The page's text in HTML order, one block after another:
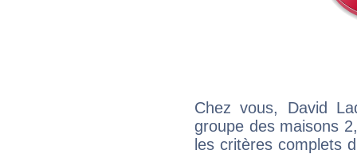
Chez vous, David
groupe des maisons
les critères complets